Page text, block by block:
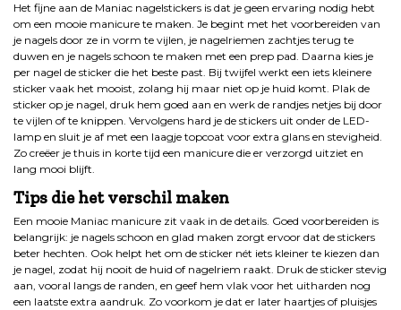
Het fijne aan de Maniac nagelstickers is dat je geen ervaring nodig hebt
om een mooie manicure te maken. Je begint met het voorbereiden van
je nagels door ze in vorm te vijlen, je nagelriemen zachtjes terug te
duwen en je nagels schoon te maken met een prep pad. Daarna kies je
per nagel de sticker die het beste past. Bij twijfel werkt een iets kleinere
sticker vaak het mooist, zolang hij maar niet op je huid komt. Plak de
sticker op je nagel, druk hem goed aan en werk de randjes netjes bij door
te vijlen of te knippen. Vervolgens hard je de stickers uit onder de LED-
lamp en sluit je af met een laagje topcoat voor extra glans en stevigheid.
Zo creëer je thuis in korte tijd een manicure die er verzorgd uitziet en
lang mooi blijft.
Tips die het verschil maken
Een mooie Maniac manicure zit vaak in de details. Goed voorbereiden is
belangrijk: je nagels schoon en glad maken zorgt ervoor dat de stickers
beter hechten. Ook helpt het om de sticker nét iets kleiner te kiezen dan
je nagel, zodat hij nooit de huid of nagelriem raakt. Druk de sticker stevig
aan, vooral langs de randen, en geef hem vlak voor het uitharden nog
een laatste extra aandruk. Zo voorkom je dat er later haartjes of pluisjes